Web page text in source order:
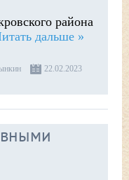
района
дальше »
22.02.2023